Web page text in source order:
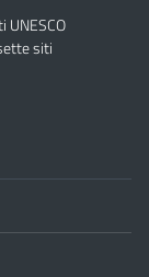
UNESCO
siti